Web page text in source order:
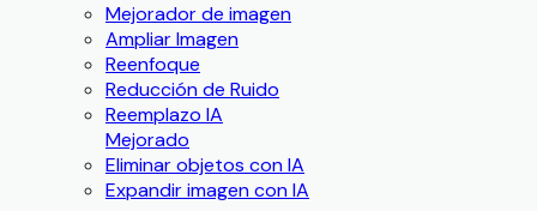
Mejorador de imagen
Ampliar Imagen
Reenfoque
Reducción de Ruido
Reemplazo IA
Mejorado
Eliminar objetos con IA
Expandir imagen con IA